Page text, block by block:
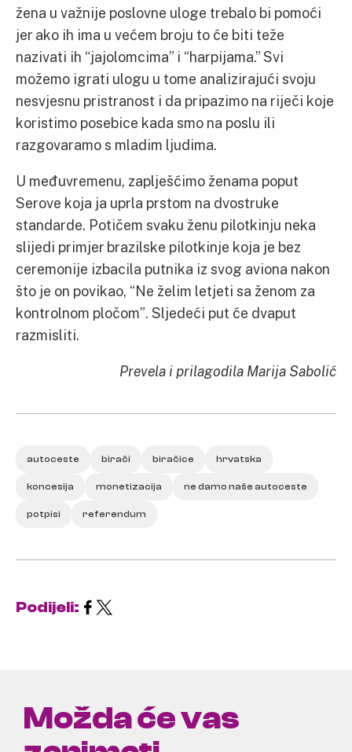
žena u važnije poslovne uloge trebalo bi pomoći
jer ako ih ima u većem broju to će biti teže
nazivati ih “jajolomcima” i “harpijama.” Svi
možemo igrati ulogu u tome analizirajući svoju
nesvjesnu pristranost i da pripazimo na riječi koje
koristimo posebice kada smo na poslu ili
razgovaramo s mladim ljudima.
U međuvremenu, zaplješćimo ženama poput
Serove koja ja uprla prstom na dvostruke
standarde. Potičem svaku ženu pilotkinju neka
slijedi primjer brazilske pilotkinje koja je bez
ceremonije izbacila putnika iz svog aviona nakon
što je on povikao, “Ne želim letjeti sa ženom za
kontrolnom pločom”. Sljedeći put će dvaput
razmisliti.
Prevela i prilagodila Marija Sabolić
autoceste birači biračice hrvatska
koncesija monetizacija ne damo naše autoceste
potpisi referendum
Podijeli:
Možda će vas